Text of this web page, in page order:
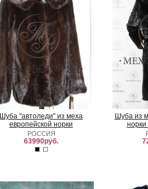
Шуба "автоледи" из меха
европейской норки
РОССИЯ
63990руб.
Шуба из